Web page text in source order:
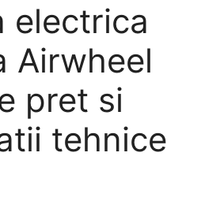
electrica
Airwheel
pret si
tehnice